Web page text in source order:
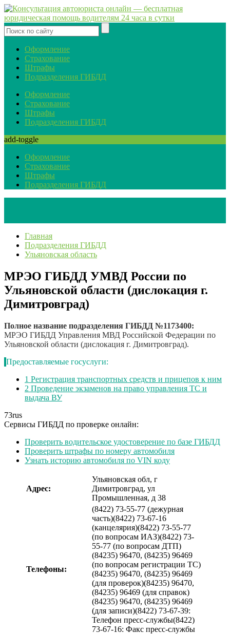
Оформление
Страхование
Штрафы
Подразделения ГИБДД
Оформление
Страхование
Штрафы
Подразделения ГИБДД
add-toggle
Оформление
Страхование
Штрафы
Подразделения ГИБДД
Главная
Подразделения ГИБДД
Ульяновская область
МРЭО ГИБДД УМВД России по
Ульяновской области (дислокация г.
Димитровград)
Полное название подразделения ГИБДД №1173400:
МРЭО ГИБДД Управления МВД Российской Федерации по
Ульяновской области (дислокация г. Димитровград).
Предоставляемые госуслуги:
1 Регистрация транспортных средств и прицепов к ним
2 Проведение экзаменов на право управления ТС и
выдача ВУ
73rus
Сервисы ГИБДД по проверке онлайн:
Проверить водительское удостоверение по базе ГИБДД
Проверить штрафы по номеру автомобиля
Узнать историю автомобиля по VIN коду
Адрес:
Ульяновская обл, г
Димитровград, ул
Промышленная, д 38
Телефоны:
(8422) 73-55-77 (дежурная
часть)(8422) 73-67-16
(канцелярия)(8422) 73-55-77
(по вопросам ИАЗ)(8422) 73-
55-77 (по вопросам ДТП)
(84235) 96470, (84235) 96469
(по вопросам регистрации ТС)
(84235) 96470, (84235) 96469
(для проверок)(84235) 96470,
(84235) 96469 (для справок)
(84235) 96470, (84235) 96469
(для записи)(8422) 73-67-39:
Телефон пресc-службы(8422)
73-67-16: Факс пресс-службы